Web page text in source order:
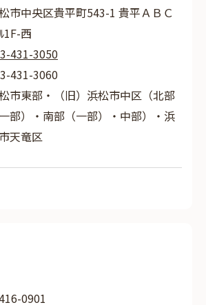
市中央区貴平町543-1 貴平ＡＢＣ
1F-西
431-3050
431-3060
市東部・（旧）浜松市中区（北部
一部）・南部（一部）・中部）・浜
天竜区
0901